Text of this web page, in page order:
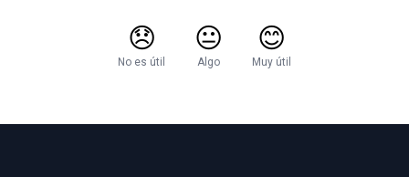
😞
No es útil
😐
Algo
😊
Muy útil